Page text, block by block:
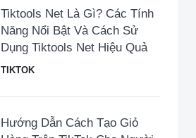
Tiktools Net Là Gì? Các Tính
Năng Nổi Bật Và Cách Sử
Dụng Tiktools Net Hiệu Quả
TIKTOK
Hướng Dẫn Cách Tạo Giỏ